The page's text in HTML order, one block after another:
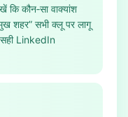
कौन‑सा वाक्यांश
शहर” सभी क्लू पर लागू
LinkedIn